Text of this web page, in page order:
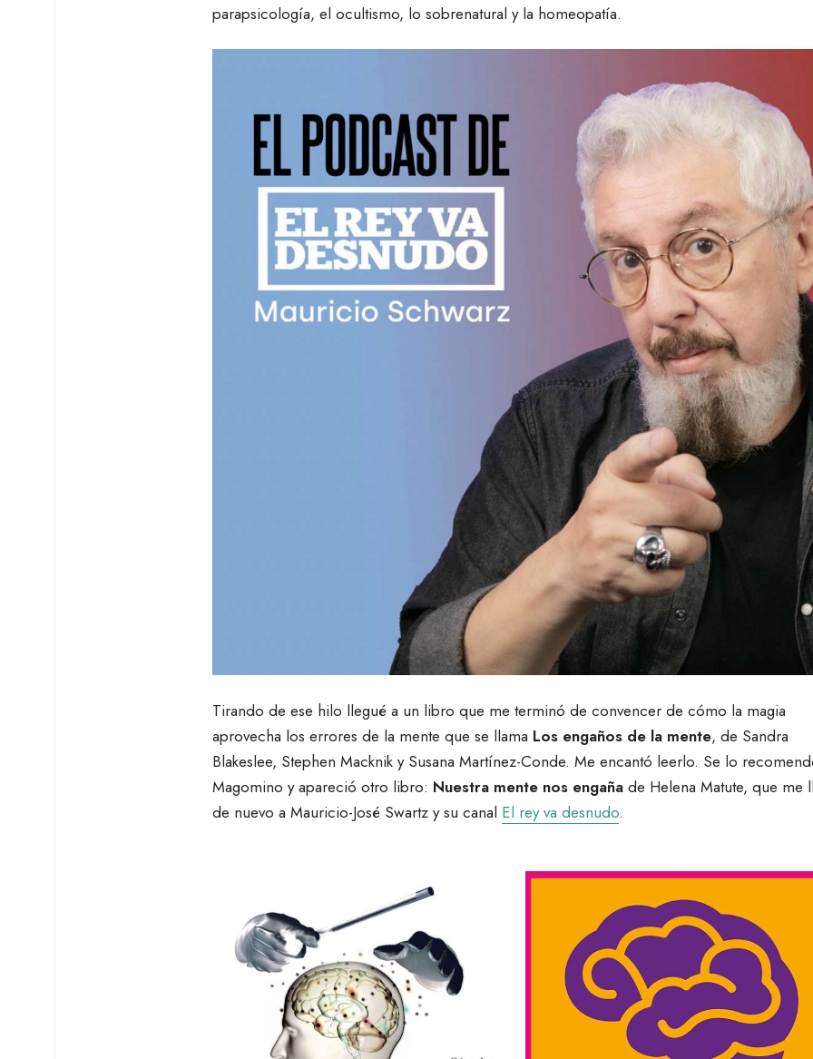
parapsicología, el ocultismo, lo sobrenatural y la homeopatía.
Tirando de ese hilo llegué a un libro que me terminó de convencer de cómo la magia
aprovecha los errores de la mente que se llama Los engaños de la mente, de Sandra
Blakeslee, Stephen Macknik y Susana Martínez-Conde. Me encantó leerlo. Se lo
Magomino y apareció otro libro: Nuestra mente nos engaña de Helena Matute, que me
de nuevo a Mauricio-José Swartz y su canal El rey va desnudo.